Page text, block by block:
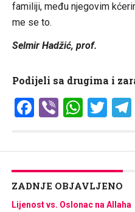
familiji, među njegovim
me se to.
Selmir Hadžić, prof.
Podijeli sa drugima i
Facebook
Viber
ZADNJE OBJAVLJENO
Lijenost vs. Oslonac na Allaha